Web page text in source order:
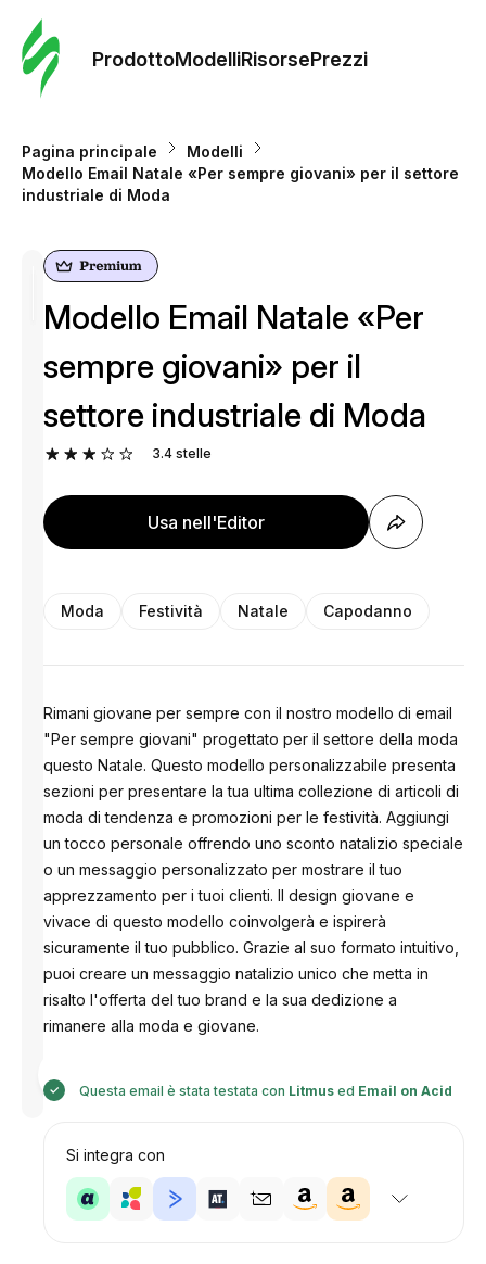
ProdottoModelliRisorsePrezzi
Pagina principale
Modelli
Modello Email Natale «Per sempre giovani» per il settore
industriale di Moda
Anastasiia
Modello Email Natale «Per
sempre giovani» per il
settore industriale di Moda
3.4 stelle
Usa nell'Editor
Moda Festività Natale Capodanno
Rimani giovane per sempre con il nostro modello di email
"Per sempre giovani" progettato per il settore della moda
questo Natale. Questo modello personalizzabile presenta
sezioni per presentare la tua ultima collezione di articoli di
moda di tendenza e promozioni per le festività. Aggiungi
un tocco personale offrendo uno sconto natalizio speciale
o un messaggio personalizzato per mostrare il tuo
apprezzamento per i tuoi clienti. Il design giovane e
vivace di questo modello coinvolgerà e ispirerà
sicuramente il tuo pubblico. Grazie al suo formato intuitivo,
puoi creare un messaggio natalizio unico che metta in
risalto l'offerta del tuo brand e la sua dedizione a
rimanere alla moda e giovane.
Questa email è stata testata con Litmus ed Email on Acid
Si integra con